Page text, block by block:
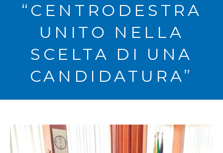
“CENTRODESTRA
UNITO NELLA
SCELTA DI UNA
CANDIDATURA”